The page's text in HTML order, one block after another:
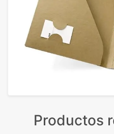
Productos